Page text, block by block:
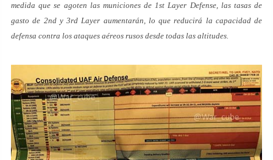
medida que se agoten las municiones de 1st Layer Defense, las tasas de
gasto de 2nd y 3rd Layer aumentarán, lo que reducirá la capacidad de
defensa contra los ataques aéreos rusos desde todas las altitudes.